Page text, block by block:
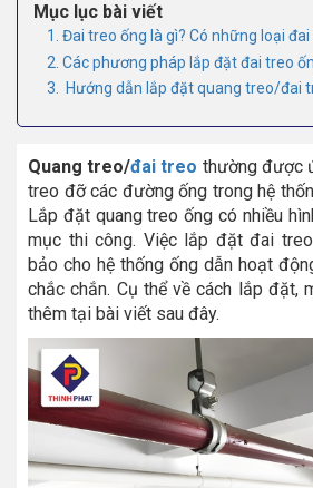
Mục lục bài viết
1. Đai treo ống là gì? Có những loại
2. Các phương pháp lắp đặt đai treo
3. Hướng dẫn lắp đặt quang treo/đai
Quang treo/đai treo thường được
treo đỡ các đường ống trong hệ
Lắp đặt quang treo ống có nhiều
mục thi công. Việc lắp đặt đai
bảo cho hệ thống ống dẫn hoạt
chắc chắn. Cụ thể về cách lắp đặt,
thêm tại bài viết sau đây.